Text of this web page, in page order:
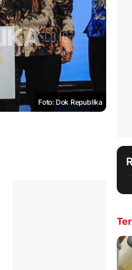
Foto: Dok Republika